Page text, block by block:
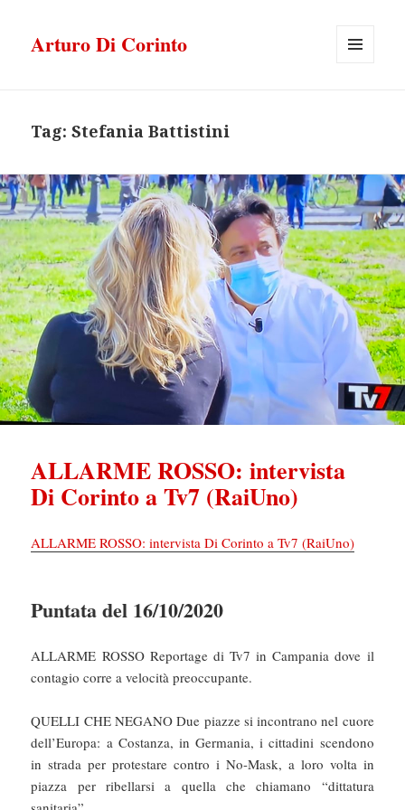
Arturo Di Corinto
Tag:Stefania Battistini
ALLARME ROSSO: intervista
Di Corinto a Tv7 (RaiUno)
ALLARME ROSSO: intervista Di Corinto a Tv7 (RaiUno)
Puntata del 16/10/2020
ALLARME ROSSO Reportage di Tv7 in Campania dove il
contagio corre a velocità preoccupante.
QUELLI CHE NEGANO Due piazze si incontrano nel cuore
dell’Europa: a Costanza, in Germania, i cittadini scendono
in strada per protestare contro i No-Mask, a loro volta in
piazza per ribellarsi a quella che chiamano “dittatura